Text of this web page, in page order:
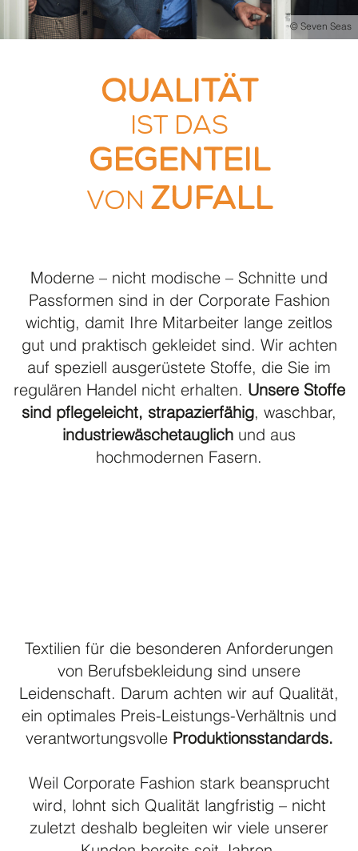
© Seven Seas
Qualität
ist das
Gegenteil
von Zufall
Moderne – nicht modische – Schnitte und
Passformen sind in der Corporate Fashion
wichtig, damit Ihre Mitarbeiter lange zeitlos
gut und praktisch gekleidet sind. Wir achten
auf speziell ausgerüstete Stoffe, die Sie im
regulären Handel nicht erhalten. Unsere Stoffe
sind pflegeleicht, strapazierfähig, waschbar,
industriewäschetauglich und aus
hochmodernen Fasern.
Textilien für die besonderen Anforderungen
von Berufsbekleidung sind unsere
Leidenschaft. Darum achten wir auf Qualität,
ein optimales Preis-Leistungs-Verhältnis und
verantwortungsvolle Produktionsstandards.
Weil Corporate Fashion stark beansprucht
wird, lohnt sich Qualität langfristig – nicht
zuletzt deshalb begleiten wir viele unserer